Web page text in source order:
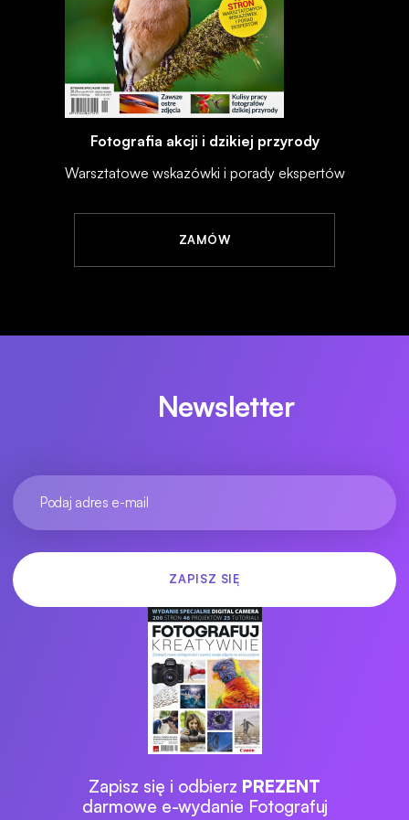
Fotografia akcji i dzikiej przyrody
Warsztatowe wskazówki i porady ekspertów
ZAMÓW
Newsletter
Zapisz się i odbierz PREZENT
darmowe e-wydanie Fotografuj